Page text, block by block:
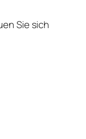
Sie sich